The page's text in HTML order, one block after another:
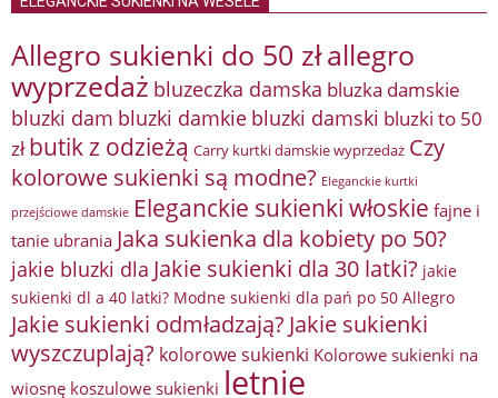
Allegro sukienki do 50 złallegro
wyprzedaż bluzeczka damska bluzka damskie
bluzki dam bluzki damkie bluzki damski bluzki to 50
zł butik z odzieżą Carry kurtki damskie wyprzedaż Czy
kolorowe sukienki są modne? Eleganckie kurtki
przejściowe damskie Eleganckie sukienki włoskie fajne i
tanie ubrania Jaka sukienka dla kobiety po 50?
jakie bluzki dla Jakie sukienki dla 30 latki? jakie
sukienki dl a 40 latki? Modne sukienki dla pań po 50 Allegro
Jakie sukienki odmładzają? Jakie sukienki
wyszczuplają? kolorowe sukienki Kolorowe sukienki na
wiosnę koszulowe sukienki letnie